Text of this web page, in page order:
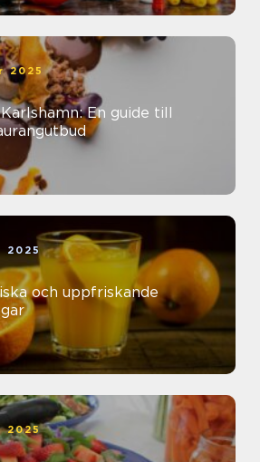
2025
En guide till
2025
och uppfriskande
2025